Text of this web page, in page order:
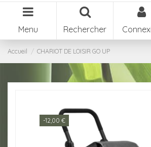
Menu Rechercher
Accueil CHARIOT DE LOISIR GO UP
-12,00 €